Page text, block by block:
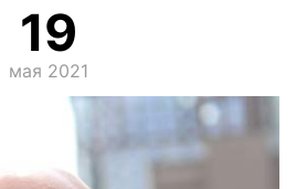
19
мая 2021